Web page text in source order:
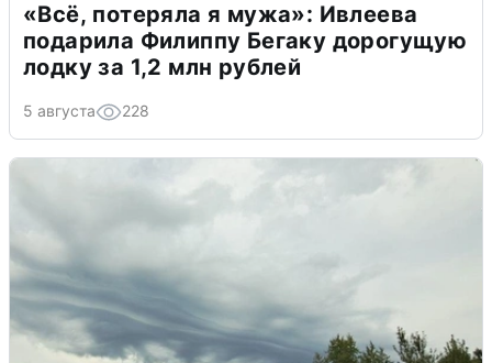
«Всё, потеряла я мужа»: Ивлеева
подарила Филиппу Бегаку дорогущую
лодку за 1,2 млн рублей
5 августа 228